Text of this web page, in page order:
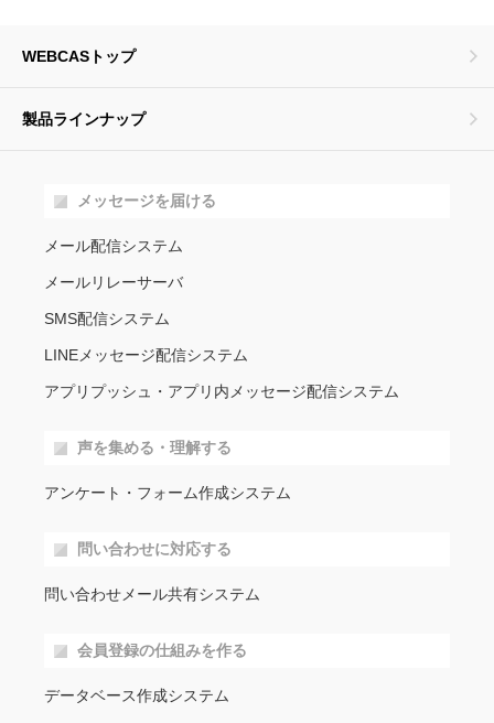
WEBCASトップ
製品ラインナップ
メッセージを届ける
メール配信システム
メールリレーサーバ
SMS配信システム
LINEメッセージ配信システム
アプリプッシュ・アプリ内メッセージ配信システム
声を集める・理解する
アンケート・フォーム作成システム
問い合わせに対応する
問い合わせメール共有システム
会員登録の仕組みを作る
データベース作成システム